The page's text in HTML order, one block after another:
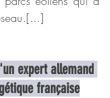
expert allemand
française